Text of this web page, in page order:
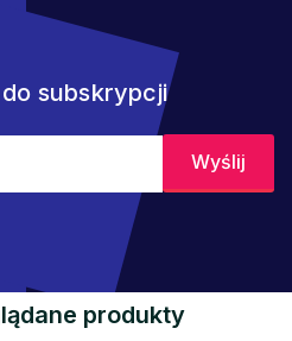
subskrypcji
produkty